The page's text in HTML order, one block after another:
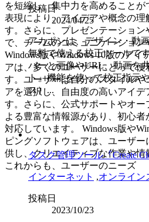
を短縮し、集中力を高めること
表現により、アイデアや概念の理
す。さらに、プレゼンテーション
で、チームのコミュニケーション
Windows版やWindows 10版のア
アは、多くのユーザーにとって
す。ユーザーは自分のスタイルや
アを選択し、自由度の高いアイデ
す。さらに、公式サポートやオ
よる豊富な情報源があり、初心
対応しています。 Windows版や
ピングソフトウェアは、ユーザ
供し、クリエイティブな作業や情
これからも、ユーザーのニーズ
投稿日
2024/04/25
アカポンは、デザイン・動
無料で使える校正ツールで
バーと画像やURL、動画を
ト』機能を使って校正指示
ス）...
タスク管理ツール『Create
インターネット ,オンライン
投稿日
2023/10/23